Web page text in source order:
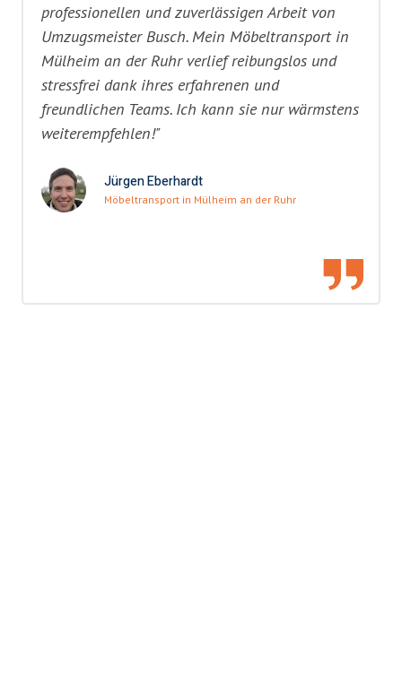
professionellen und zuverlässigen Arbeit von
Umzugsmeister Busch. Mein Möbeltransport in
Mülheim an der Ruhr verlief reibungslos und
stressfrei dank ihres erfahrenen und
freundlichen Teams. Ich kann sie nur wärmstens
weiterempfehlen!"
Jürgen Eberhardt
Möbeltransport in Mülheim an der Ruhr